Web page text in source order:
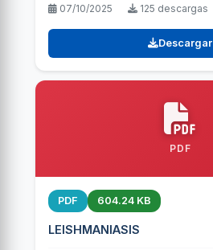
07/10/2025 125 descargas
Descargar
PDF
PDF 604.24 KB
LEISHMANIASIS